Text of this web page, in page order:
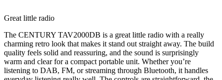
Great little radio
The CENTURY TAV2000DB is a great little radio with a really
charming retro look that makes it stand out straight away. The build
quality feels solid and reassuring, and the sound is surprisingly
warm and clear for a compact portable unit. Whether you’re
listening to DAB, FM, or streaming through Bluetooth, it handles